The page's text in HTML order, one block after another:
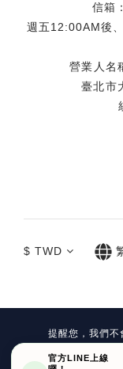
官方LINE上線
信箱
週五12:00AM後
營業人名
臺北市
$ TWD
提醒您，我們不